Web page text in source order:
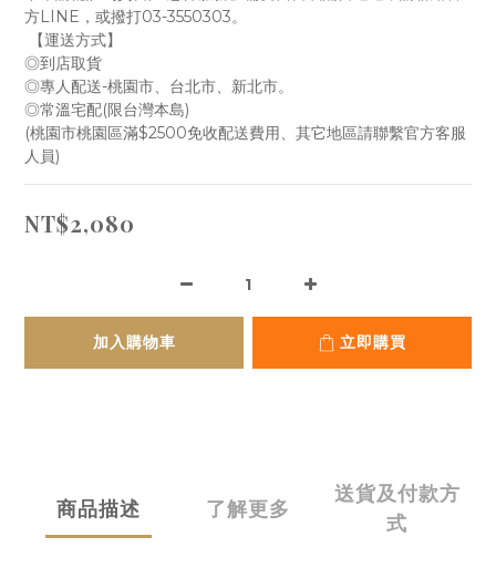
方LINE，或撥打03-3550303。
【運送方式】
◎到店取貨
◎專人配送-桃園市、台北市、新北市。
◎常溫宅配(限台灣本島)
(桃園市桃園區滿$2500免收配送費用、其它地區請聯繫官方客服
人員)
NT$2,080
加入購物車 立即購買
商品描述 了解更多
送貨及付款方
式